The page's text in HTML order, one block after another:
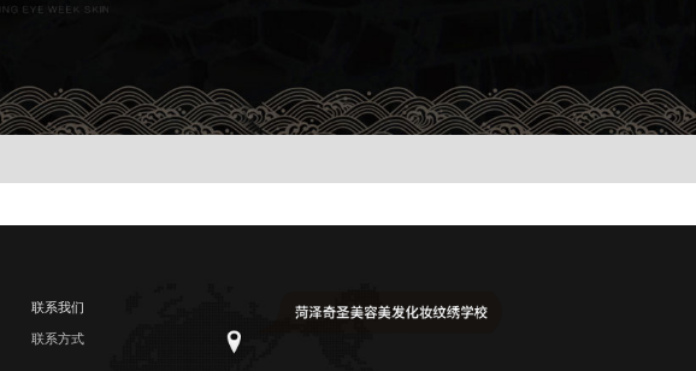
联系我们
联系方式